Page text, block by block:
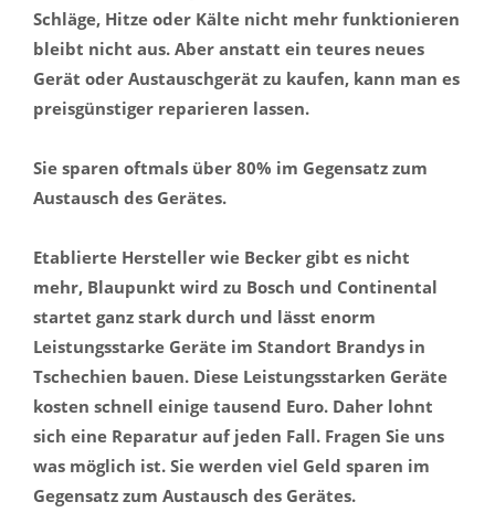
Schläge, Hitze oder Kälte nicht mehr funktionieren
bleibt nicht aus. Aber anstatt ein teures neues
Gerät oder Austauschgerät zu kaufen, kann man es
preisgünstiger reparieren lassen.
Sie sparen oftmals über 80% im Gegensatz zum
Austausch des Gerätes.
Etablierte Hersteller wie Becker gibt es nicht
mehr, Blaupunkt wird zu Bosch und Continental
startet ganz stark durch und lässt enorm
Leistungsstarke Geräte im Standort Brandys in
Tschechien bauen. Diese Leistungsstarken Geräte
kosten schnell einige tausend Euro. Daher lohnt
sich eine Reparatur auf jeden Fall. Fragen Sie uns
was möglich ist. Sie werden viel Geld sparen im
Gegensatz zum Austausch des Gerätes.